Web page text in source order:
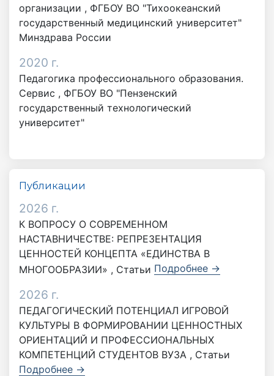
организации , ФГБОУ ВО "Тихоокеанский
государственный медицинский университет"
Минздрава России
2020 г.
Педагогика профессионального образования.
Сервис , ФГБОУ ВО "Пензенский
государственный технологический
университет"
Публикации
2026 г.
К ВОПРОСУ О СОВРЕМЕННОМ
НАСТАВНИЧЕСТВЕ: РЕПРЕЗЕНТАЦИЯ
ЦЕННОСТЕЙ КОНЦЕПТА «ЕДИНСТВА В
МНОГООБРАЗИИ» , Статьи Подробнее →
2026 г.
ПЕДАГОГИЧЕСКИЙ ПОТЕНЦИАЛ ИГРОВОЙ
КУЛЬТУРЫ В ФОРМИРОВАНИИ ЦЕННОСТНЫХ
ОРИЕНТАЦИЙ И ПРОФЕССИОНАЛЬНЫХ
КОМПЕТЕНЦИЙ СТУДЕНТОВ ВУЗА , Статьи
Подробнее →